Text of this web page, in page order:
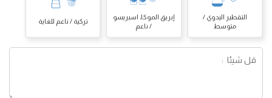
التقطير اليدوي /
متوسط
إبريق الموكا، اسبريسو
/ ناعم
تركية / ناعم للغاية